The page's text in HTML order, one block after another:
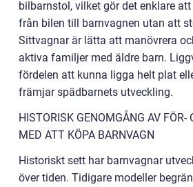
bilbarnstol, vilket gör det enklare
från bilen till barnvagnen utan att
Sittvagnar är lätta att manövrera
aktiva familjer med äldre barn.
fördelen att kunna ligga helt plat
främjar spädbarnets utveckling.
HISTORISK GENOMGÅNG AV FÖR-
MED ATT KÖPA BARNVAGN
Historiskt sett har barnvagnar
över tiden. Tidigare modeller